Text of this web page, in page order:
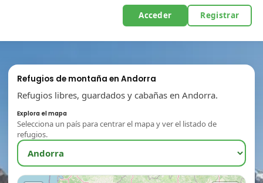
Acceder Registrar
Refugios de montaña en Andorra
Refugios libres, guardados y cabañas en Andorra.
Explora el mapa
Selecciona un país para centrar el mapa y ver el listado de
refugios.